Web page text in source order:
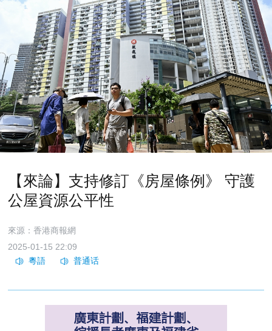
【來論】支持修訂《房屋條例》 守護
公屋資源公平性
來源：香港商報網
2025-01-15 22:09